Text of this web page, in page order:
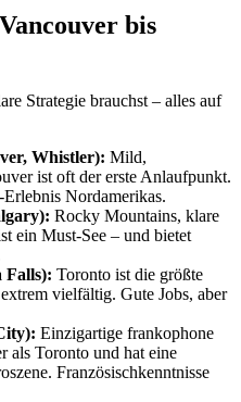
bis
Strategie brauchst – alles auf
Whistler): Mild,
ist oft der erste Anlaufpunkt.
Nordamerikas.
Rocky Mountains, klare
ein Must-See – und bietet
Falls): Toronto ist die größte
vielfältig. Gute Jobs, aber
Einzigartige frankophone
als Toronto und hat eine
Französischkenntnisse